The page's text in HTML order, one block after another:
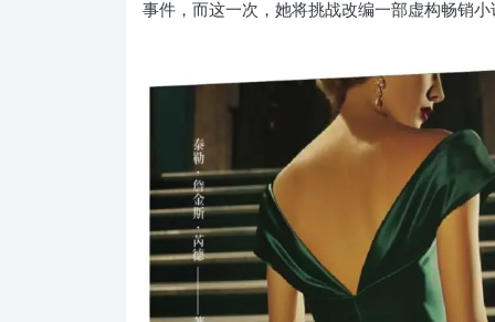
事件，而这一次，她将挑战改编一部虚构畅销小